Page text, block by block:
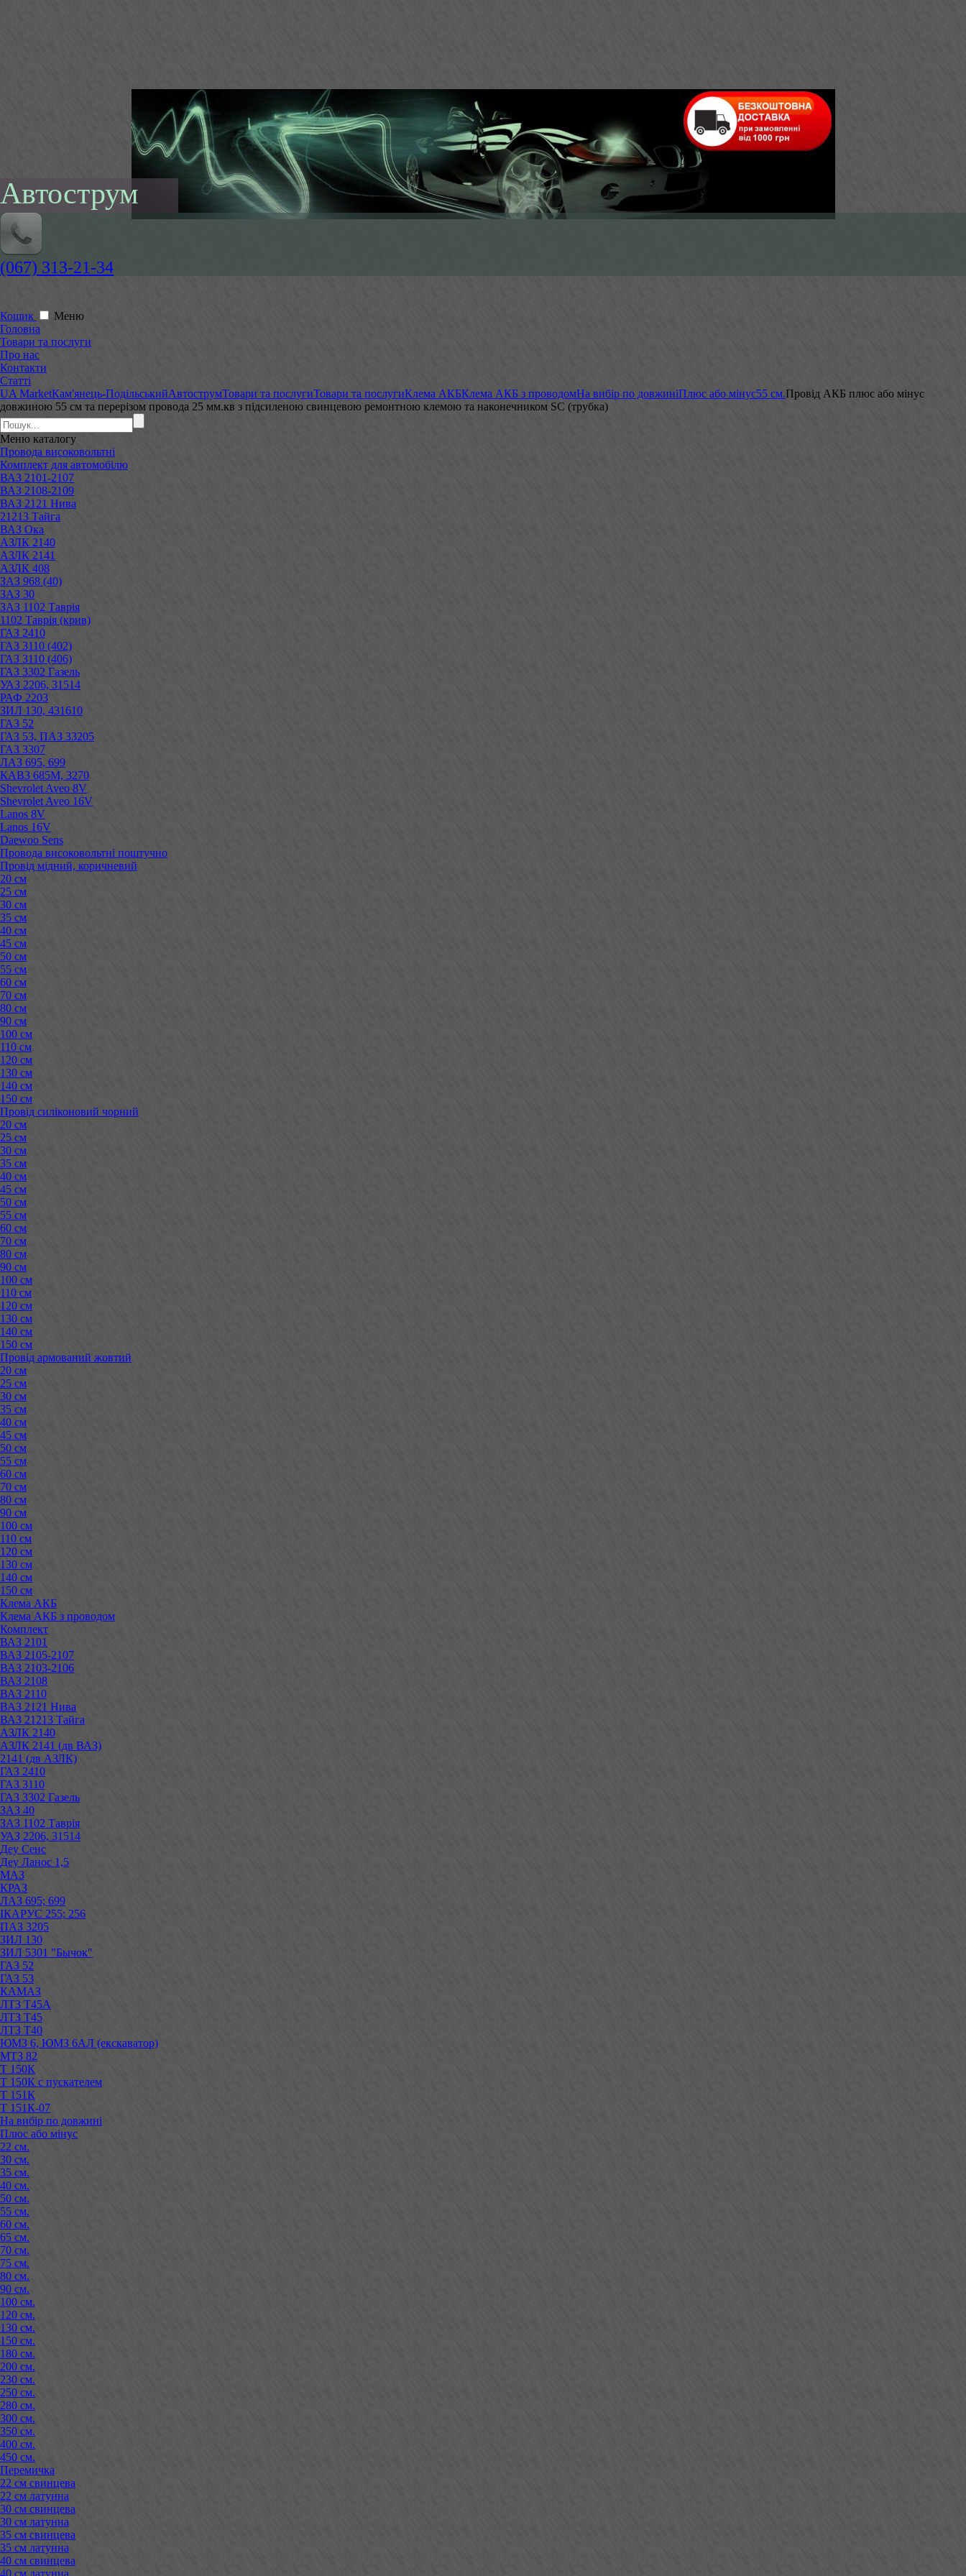
Автострум
(067) 313-21-34
Кошик
Меню
Головна
Товари та послуги
Про нас
Контакти
Статті
UA MarketКам'янець-ПодільськийАвтострумТовари та послугиТовари та послугиКлема АКБКлема АКБ з проводомНа вибір по довжиніПлюс або мінус55 см.Провід АКБ плюс або мінус
довжиною 55 см та перерізом провода 25 мм.кв з підсиленою свинцевою ремонтною клемою та наконечником SC (трубка)
Меню каталогу
Провода високовольтні
Комплект для автомобілю
ВАЗ 2101-2107
ВАЗ 2108-2109
ВАЗ 2121 Нива
21213 Тайга
ВАЗ Ока
АЗЛК 2140
АЗЛК 2141
АЗЛК 408
ЗАЗ 968 (40)
ЗАЗ 30
ЗАЗ 1102 Таврія
1102 Таврія (крив)
ГАЗ 2410
ГАЗ 3110 (402)
ГАЗ 3110 (406)
ГАЗ 3302 Газель
УАЗ 2206, 31514
РАФ 2203
ЗИЛ 130, 431610
ГАЗ 52
ГАЗ 53, ПАЗ 33205
ГАЗ 3307
ЛАЗ 695, 699
КАВЗ 685М, 3270
Shevrolet Aveo 8V
Shevrolet Aveo 16V
Lanos 8V
Lanos 16V
Daewoo Sens
Провода високовольтні поштучно
Провід мідний, коричневий
20 см
25 см
30 см
35 см
40 см
45 см
50 см
55 см
60 см
70 см
80 см
90 см
100 см
110 см
120 см
130 см
140 см
150 см
Провід силіконовий чорний
20 см
25 см
30 см
35 см
40 см
45 см
50 см
55 см
60 см
70 см
80 см
90 см
100 см
110 см
120 см
130 см
140 см
150 см
Провід армований жовтий
20 см
25 см
30 см
35 см
40 см
45 см
50 см
55 см
60 см
70 см
80 см
90 см
100 см
110 см
120 см
130 см
140 см
150 см
Клема АКБ
Клема АКБ з проводом
Комплект
ВАЗ 2101
ВАЗ 2105-2107
ВАЗ 2103-2106
ВАЗ 2108
ВАЗ 2110
ВАЗ 2121 Нива
ВАЗ 21213 Тайга
АЗЛК 2140
АЗЛК 2141 (дв ВАЗ)
2141 (дв АЗЛК)
ГАЗ 2410
ГАЗ 3110
ГАЗ 3302 Газель
ЗАЗ 40
ЗАЗ 1102 Таврія
УАЗ 2206, 31514
Деу Сенс
Деу Ланос 1,5
МАЗ
КРАЗ
ЛАЗ 695; 699
ІКАРУС 255; 256
ПАЗ 3205
ЗИЛ 130
ЗИЛ 5301 "Бычок"
ГАЗ 52
ГАЗ 53
КАМАЗ
ЛТЗ Т45А
ЛТЗ Т45
ЛТЗ Т40
ЮМЗ 6, ЮМЗ 6АЛ (екскаватор)
МТЗ 82
Т 150К
Т 150К с пускателем
Т 151К
Т 151К-07
На вибір по довжині
Плюс або мінус
22 см.
30 см.
35 см.
40 см.
50 см.
55 см.
60 см.
65 см.
70 см.
75 см.
80 см.
90 см.
100 см.
120 см.
130 см.
150 см.
180 см.
200 см.
230 см.
250 см.
280 см.
300 см.
350 см.
400 см.
450 см.
Перемичка
22 см свинцева
22 см латунна
30 см свинцева
30 см латунна
35 см свинцева
35 см латунна
40 см свинцева